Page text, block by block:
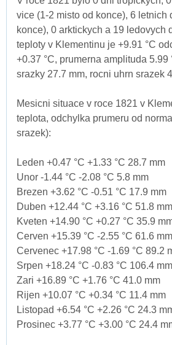
vice (1-2 misto od konce), 6 letnich
konce), 0 arktickych a 19 ledovych
teploty v Klementinu je +9.91 °C
+0.37 °C, prumerna amplituda 5.99
srazky 27.7 mm, rocni uhrn srazek
Mesicni situace v roce 1821 v
teplota, odchylka prumeru od
srazek):
Leden +0.47 °C +1.33 °C 28.7 mm
Unor -1.44 °C -2.08 °C 5.8 mm
Brezen +3.62 °C -0.51 °C 17.9 mm
Duben +12.44 °C +3.16 °C 51.8 mm
Kveten +14.90 °C +0.27 °C 35.9
Cerven +15.39 °C -2.55 °C 61.6 mm
Cervenec +17.98 °C -1.69 °C 89.2
Srpen +18.24 °C -0.83 °C 106.4 mm
Zari +16.89 °C +1.76 °C 41.0 mm
Rijen +10.07 °C +0.34 °C 11.4 mm
Listopad +6.54 °C +2.26 °C 24.3
Prosinec +3.77 °C +3.00 °C 24.4